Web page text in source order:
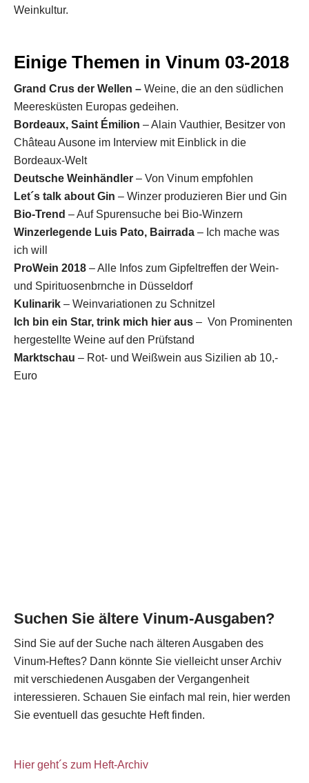
Weinkultur.
Einige Themen in Vinum 03-2018
Grand Crus der Wellen – Weine, die an den südlichen
Meeresküsten Europas gedeihen.
Bordeaux, Saint Émilion – Alain Vauthier, Besitzer von
Château Ausone im Interview mit Einblick in die
Bordeaux-Welt
Deutsche Weinhändler – Von Vinum empfohlen
Let´s talk about Gin – Winzer produzieren Bier und Gin
Bio-Trend – Auf Spurensuche bei Bio-Winzern
Winzerlegende Luis Pato, Bairrada – Ich mache was
ich will
ProWein 2018 – Alle Infos zum Gipfeltreffen der Wein-
und Spirituosenbrnche in Düsseldorf
Kulinarik – Weinvariationen zu Schnitzel
Ich bin ein Star, trink mich hier aus – Von Prominenten
hergestellte Weine auf den Prüfstand
Marktschau – Rot- und Weißwein aus Sizilien ab 10,-
Euro
Suchen Sie ältere Vinum-Ausgaben?
Sind Sie auf der Suche nach älteren Ausgaben des
Vinum-Heftes? Dann könnte Sie vielleicht unser Archiv
mit verschiedenen Ausgaben der Vergangenheit
interessieren. Schauen Sie einfach mal rein, hier werden
Sie eventuell das gesuchte Heft finden.
Hier geht´s zum Heft-Archiv